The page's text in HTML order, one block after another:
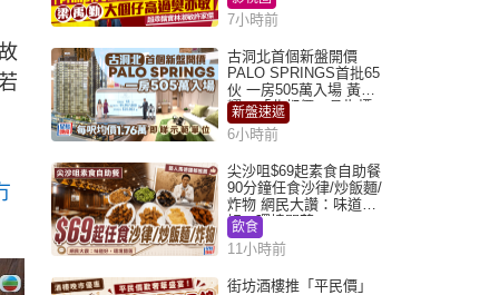
7小時前
古洞北首個新盤開價
PALO SPRINGS首批65
伙 一房505萬入場 黃光
耀：「北都價」具指標
作用
新盤速遞
6小時前
尖沙咀$69起素食自助餐
90分鐘任食沙律/炒飯麵/
炸物 網民大讚：味道
好，環境闊落
飲食
11小時前
街坊酒樓推「平民價」